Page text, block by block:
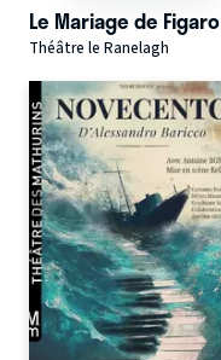
Le Mariage de Figaro
Théâtre le Ranelagh